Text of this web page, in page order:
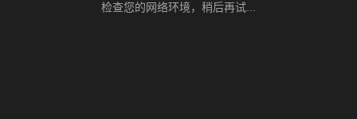
检查您的网络环境，稍后再试...